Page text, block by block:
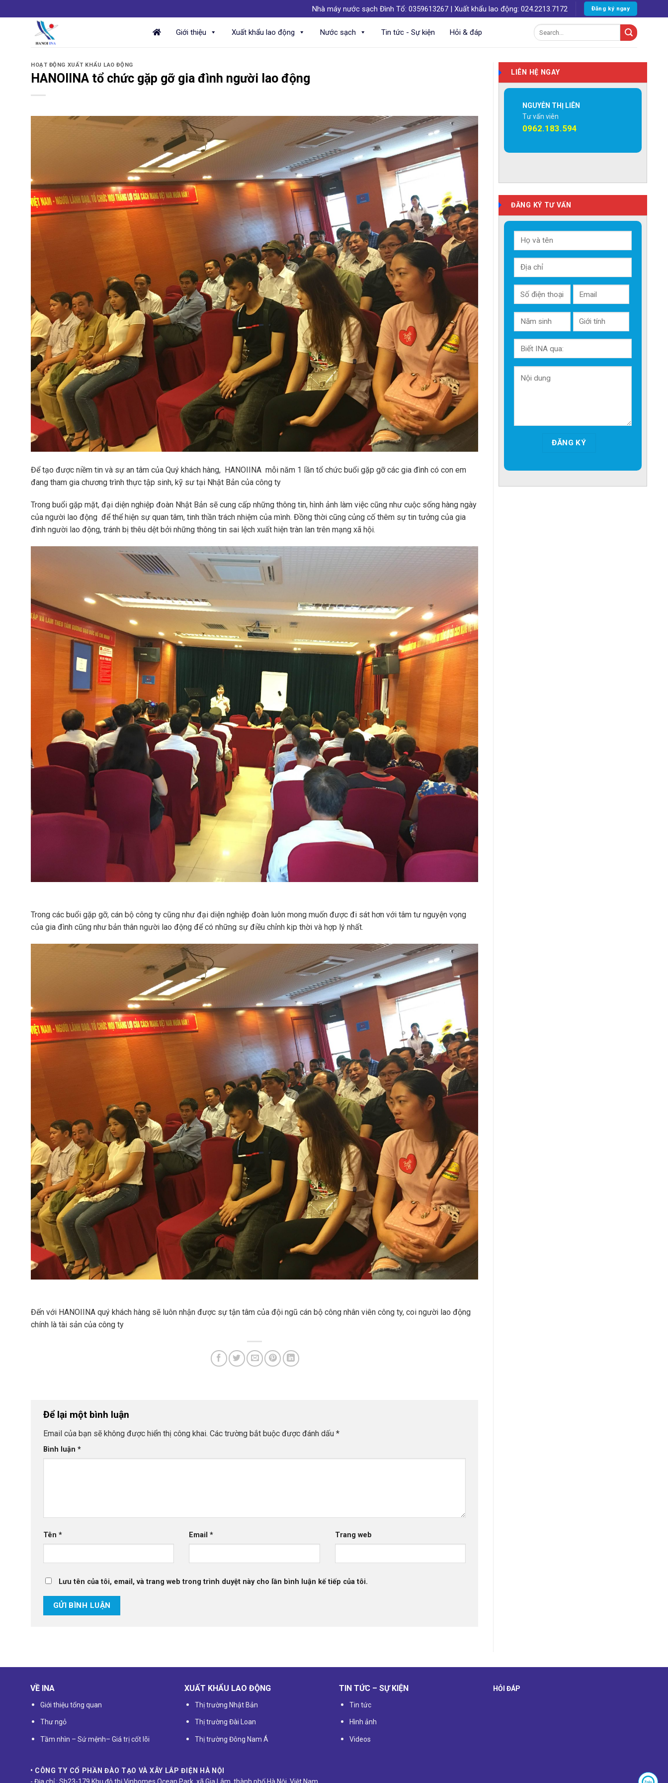
to
Nhà máy nước sạch Đình Tổ: 0359613267 | Xuất khẩu lao động: 024.2213.7172 Đăng ký ngay
Giới thiệu Xuất khẩu lao động Nước sạch Tin tức - Sự kiện Hỏi & đáp
Search
for:
HOẠT ĐỘNG XUẤT KHẨU LAO ĐỘNG
HANOIINA tổ chức gặp gỡ gia đình người lao động
Để tạo được niềm tin và sự an tâm của Quý khách hàng, HANOIINA mỗi năm 1 lần tổ chức buổi gặp gỡ các gia đình có con em
đang tham gia chương trình thực tập sinh, kỹ sư tại Nhật Bản của công ty
Trong buổi gặp mặt, đại diện nghiệp đoàn Nhật Bản sẽ cung cấp những thông tin, hình ảnh làm việc cũng như cuộc sống hàng ngày
của người lao động để thể hiện sự quan tâm, tinh thần trách nhiệm của mình. Đồng thời cũng củng cố thêm sự tin tưởng của gia
đình người lao động, tránh bị thêu dệt bởi những thông tin sai lệch xuất hiện tràn lan trên mạng xã hội.
Trong các buổi gặp gỡ, cán bộ công ty cũng như đại diện nghiệp đoàn luôn mong muốn được đi sát hơn với tâm tư nguyện vọng
của gia đình cũng như bản thân người lao động để có những sự điều chỉnh kịp thời và hợp lý nhất.
Đến với HANOIINA quý khách hàng sẽ luôn nhận được sự tận tâm của đội ngũ cán bộ công nhân viên công ty, coi người lao động
chính là tài sản của công ty
Để lại một bình luận
Email của bạn sẽ không được hiển thị công khai. Các trường bắt buộc được đánh dấu *
Bình luận *
Tên * Email* Trang web
Lưu tên của tôi, email, và trang web trong trình duyệt này cho lần bình luận kế tiếp của tôi.
LIÊN HỆ NGAY
NGUYỄN THỊ LIÊN
Tư vấn viên
0962.183.594
ĐĂNG KÝ TƯ VẤN
VỀ INA
Giới thiệu tổng quan
Thư ngỏ
Tầm nhìn – Sứ mệnh– Giá trị cốt lõi
XUẤT KHẨU LAO ĐỘNG
Thị trường Nhật Bản
Thị trường Đài Loan
Thị trường Đông Nam Á
TIN TỨC – SỰ KIỆN
Tin tức
Hình ảnh
Videos
HỎI ĐÁP
• CÔNG TY CỔ PHẦN ĐÀO TẠO VÀ XÂY LẮP ĐIỆN HÀ NỘI